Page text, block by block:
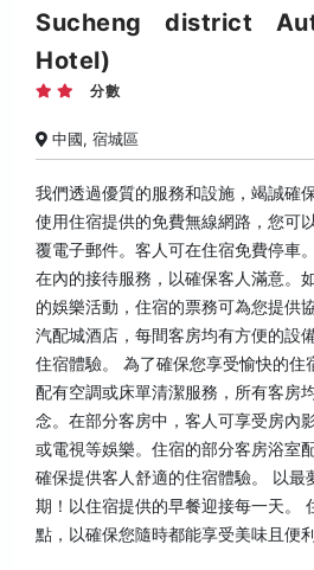
Sucheng district
Hotel)
分數
中國, 宿城區
我們透過優質的服務和設施，竭誠確
使用住宿提供的免費無線網路，您可
覆電子郵件。客人可在住宿免費停車
在內的接待服務，以確保客人滿意。
的娛樂活動，住宿的票務可為您提供
汽配城酒店，每間客房均有方便的設
住宿體驗。 為了確保您享受愉快的住
配有空調或床單清潔服務，所有客房
念。在部分客房中，客人可享受房內
或電視等娛樂。住宿的部分客房浴室
確保提供客人舒適的住宿體驗。 以最
期！以住宿提供的早餐迎接每一天。
點，以確保您隨時都能享受美味且便